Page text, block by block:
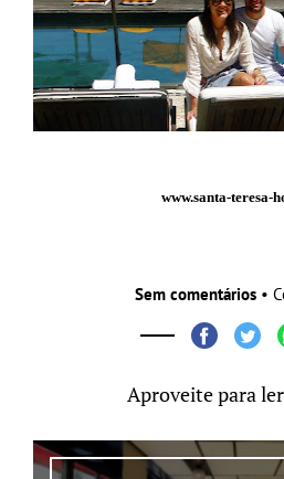
www.santa-teresa-
Sem comentários•
Aproveite para